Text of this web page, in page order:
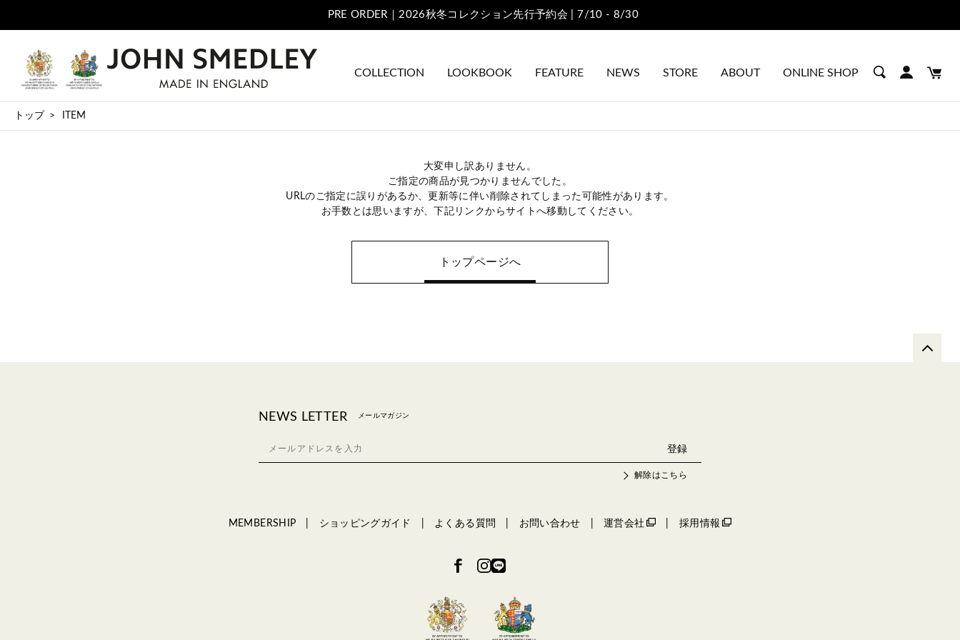
PRE ORDER｜2026秋冬コレクション先行予約会 | 7/10 - 8/30
COLLECTION LOOKBOOK FEATURE NEWS STORE ABOUT ONLINE SHOP
トップ ITEM
大変申し訳ありません。
ご指定の商品が見つかりませんでした。
URLのご指定に誤りがあるか、更新等に伴い削除されてしまった可能性があります。
お手数とは思いますが、下記リンクからサイトへ移動してください。
トップページへ
NEWS LETTER メールマガジン
解除はこちら
MEMBERSHIP ショッピングガイド よくある質問 お問い合わせ 運営会社 採用情報